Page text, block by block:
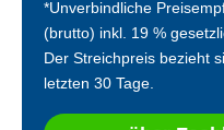
*Unverbindliche
(brutto) inkl. 19 %
Der Streichpreis bezieht
letzten 30 Tage.